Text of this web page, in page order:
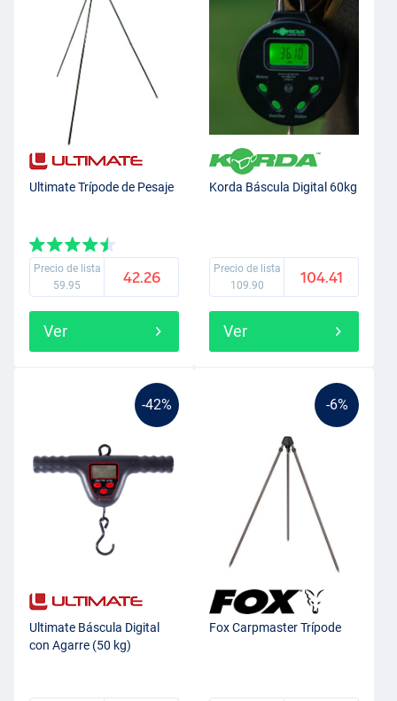
Ultimate Trípode de Pesaje
Precio de lista
59.95
42.26
Ver
Korda Báscula Digital 60kg
Precio de lista
109.90
104.41
Ver
-42%
Ultimate Báscula Digital
con Agarre (50 kg)
-6%
Fox Carpmaster Trípode